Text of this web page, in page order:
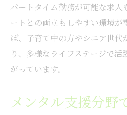
パートタイム勤務が可能な求人
ートとの両立もしやすい環境が
ば、子育て中の方やシニア世代
り、多様なライフステージで
がっています。
メンタル支援分野